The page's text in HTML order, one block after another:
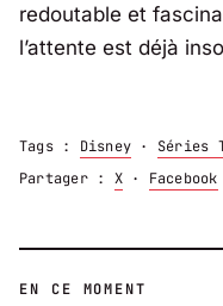
redoutable et
l’attente est déjà
Tags : Disney · Séries
Partager : X· Facebook
EN CE MOMENT